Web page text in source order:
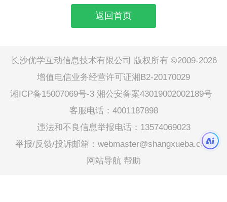
返回首页
长沙优学互动信息技术有限公司 版权所有 ©2009-2026
增值电信业务经营许可证湘B2-20170029
湘ICP备15007069号-3 湘公安备案43019002002189号
客服电话：4001187898
违法和不良信息举报电话：13574069023
举报/反馈/投诉邮箱：webmaster@shangxueba.com
网站导航 帮助